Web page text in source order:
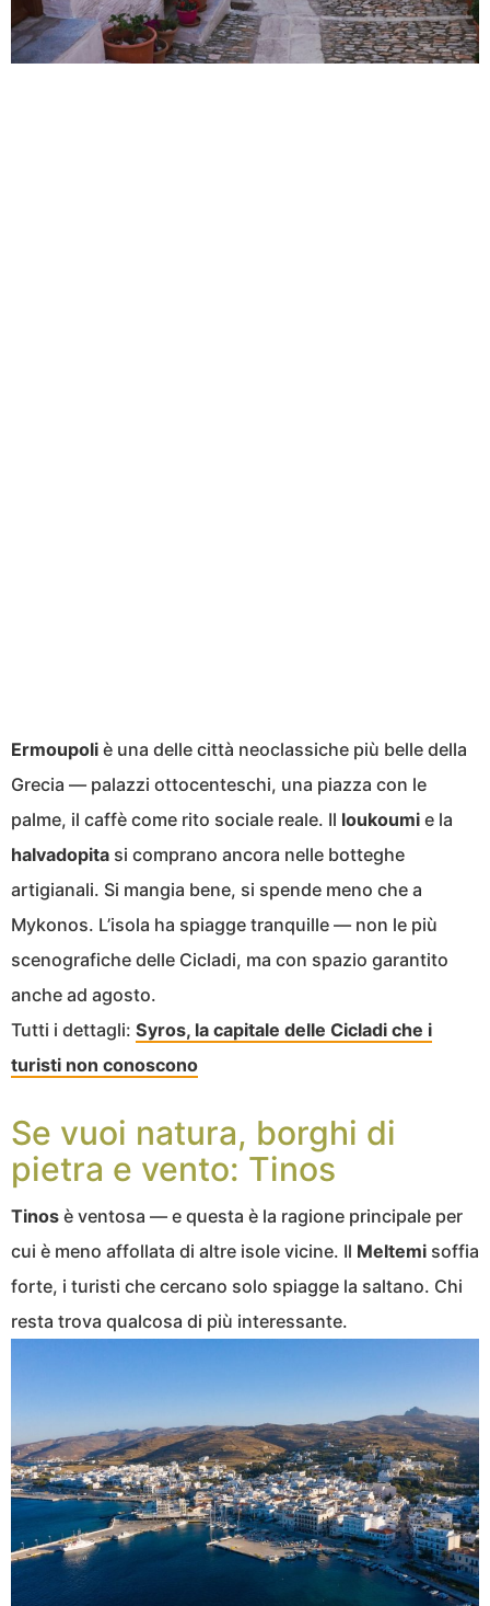
Ermoupoli è una delle città neoclassiche più belle della
Grecia — palazzi ottocenteschi, una piazza con le
palme, il caffè come rito sociale reale. Il loukoumi e la
halvadopita si comprano ancora nelle botteghe
artigianali. Si mangia bene, si spende meno che a
Mykonos. L’isola ha spiagge tranquille — non le più
scenografiche delle Cicladi, ma con spazio garantito
anche ad agosto.
Tutti i dettagli: Syros, la capitale delle Cicladi che i
turisti non conoscono
Se vuoi natura, borghi di
pietra e vento: Tinos
Tinos è ventosa — e questa è la ragione principale per
cui è meno affollata di altre isole vicine. Il Meltemi soffia
forte, i turisti che cercano solo spiagge la saltano. Chi
resta trova qualcosa di più interessante.